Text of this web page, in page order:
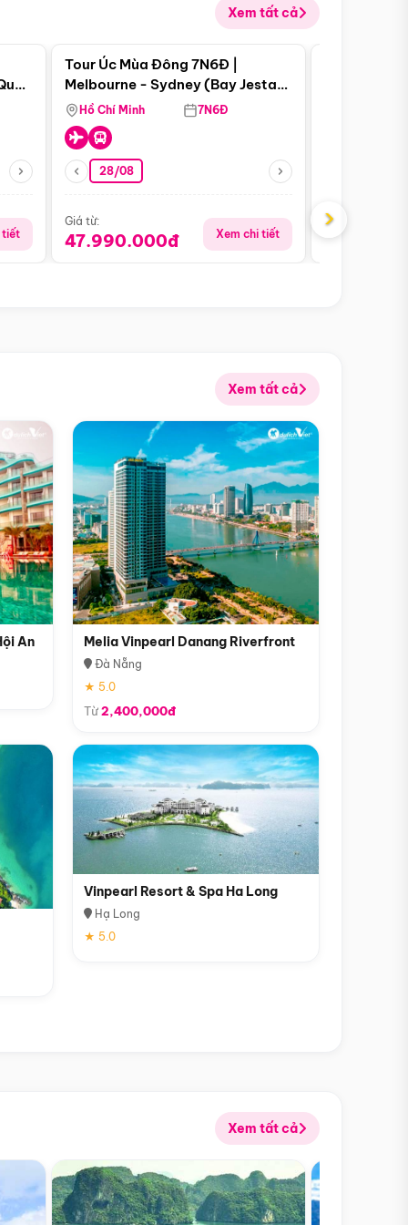
Xem tất cả
tiết
Điểm nổi bật
Tour Úc Mùa Đông 7N6Đ |
Melbourne - Sydney (Bay Jestar
Airways)
Hồ Chí Minh 7N6Đ
28/08
Giá từ:
47.990.000đ Xem chi tiết
Giá từ:
›
Xem tất cả
An Melia Vinpearl Danang Riverfront
Đà Nẵng
★ 5.0
Từ2,400,000đ
Vinpearl Resort & Spa Ha Long
Hạ Long
★ 5.0
Xem tất cả